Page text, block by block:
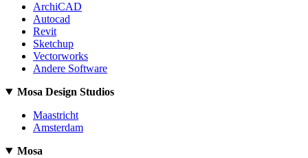
ArchiCAD
Autocad
Revit
Sketchup
Vectorworks
Andere Software
Mosa Design Studios
Maastricht
Amsterdam
Mosa